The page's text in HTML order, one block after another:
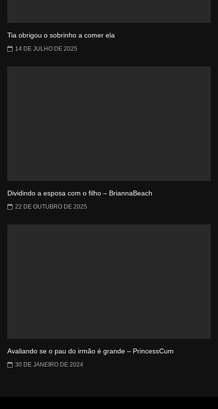
Tia obrigou o sobrinho a comer ela
14 DE JULHO DE 2025
Dividindo a esposa com o filho – BriannaBeach
22 DE OUTUBRO DE 2025
Avaliando se o pau do irmão é grande – PrincessCum
30 DE JANEIRO DE 2024